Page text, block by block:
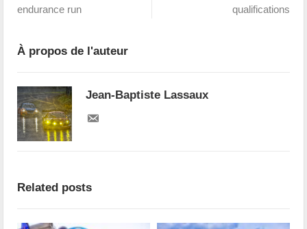
endurance run
qualifications
À propos de l'auteur
Jean-Baptiste Lassaux
Related posts